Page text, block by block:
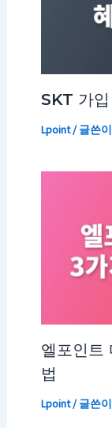
SKT 가
Lpoint/ 글쓴이
엘포인트
법
Lpoint/ 글쓴이